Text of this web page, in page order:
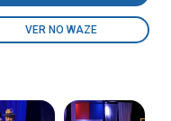
VER NO WAZE